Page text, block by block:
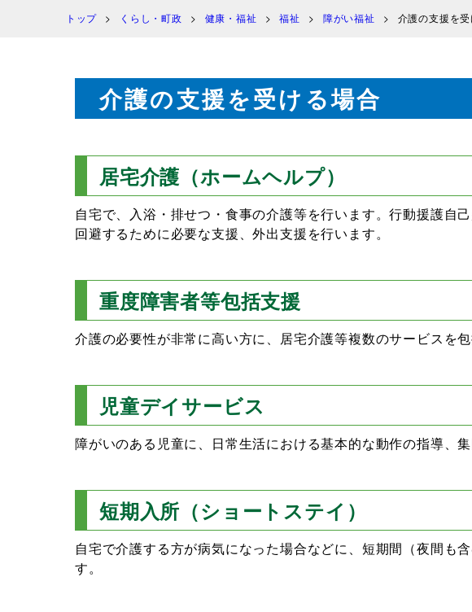
トップ くらし・町政 健康・福祉 福祉 障がい福祉 介護の支援を
介護の支援を受ける場合
居宅介護（ホームヘルプ）
自宅で、入浴・排せつ・食事の介護等を行います。行動援護自
回避するために必要な支援、外出支援を行います。
重度障害者等包括支援
介護の必要性が非常に高い方に、居宅介護等複数のサービスを包
児童デイサービス
障がいのある児童に、日常生活における基本的な動作の指導、
短期入所（ショートステイ）
自宅で介護する方が病気になった場合などに、短期間（夜間も
す。